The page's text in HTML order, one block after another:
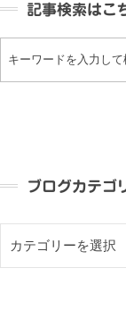
記事検索はこ
ブログカテゴ